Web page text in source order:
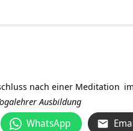
nach einer Meditation im
Ausbildung
WhatsApp